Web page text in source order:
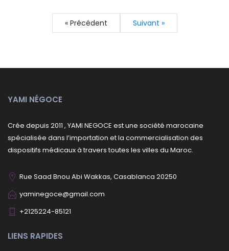
« Précédent Suivant »
YAMI NÉGOCE
Crée depuis 2011 , YAMI NEGOCE est une société marocaine
spécialisée dans l’importation et la commercialisation des
dispositifs médicaux à travers toutes les villes du Maroc.
Rue Saad Bnou Abi Wakkas, Casablanca 20250
yaminegoce@gmail.com
+2125224-85121
LIENS RAPIDES